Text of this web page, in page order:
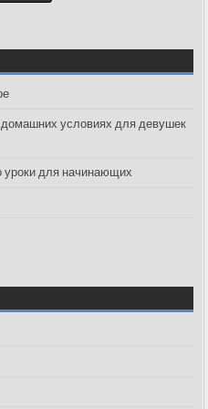
домашних условиях для девушек
для начинающих